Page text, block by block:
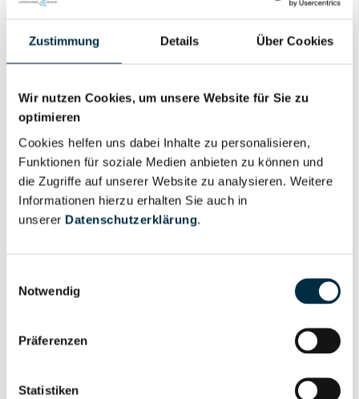
Zustimmung Details Über Cookies
Wir nutzen Cookies, um unsere Website für Sie zu
optimieren
Cookies helfen uns dabei Inhalte zu personalisieren,
Funktionen für soziale Medien anbieten zu können und
die Zugriffe auf unserer Website zu analysieren. Weitere
Informationen hierzu erhalten Sie auch in
unserer Datenschutzerklärung.
Notwendig
Präferenzen
Statistiken
Geschäftsführer (1)
Für registrierte
Nutzer
Wirtschaftlich
Berechtigter
Vollständiges
anfragen
Eigentums- und Kontrollstruktur
Gesellschafterstruktur
Vollständiges
Unternehmensprofil
Unternehmensnetzwerk
Unternehmensprofil